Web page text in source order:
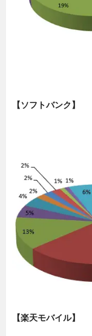
【ソフトバンク】
【楽天モバイル】